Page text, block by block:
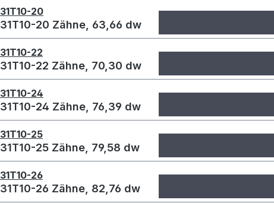
31T10-20
31T10-20 Zähne, 63,66 dw
31T10-22
31T10-22 Zähne, 70,30 dw
31T10-24
31T10-24 Zähne, 76,39 dw
31T10-25
31T10-25 Zähne, 79,58 dw
31T10-26
31T10-26 Zähne, 82,76 dw